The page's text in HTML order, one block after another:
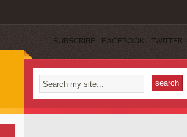
SUBSCRIBE FACEBOOK TWITTER